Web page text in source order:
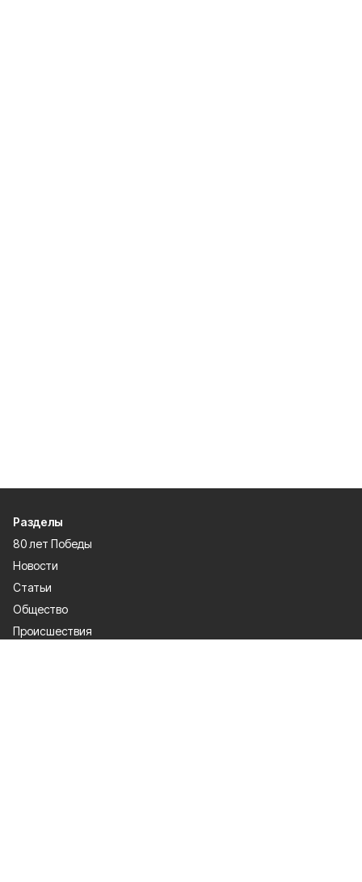
Разделы
80 лет Победы
Новости
Статьи
Общество
Происшествия